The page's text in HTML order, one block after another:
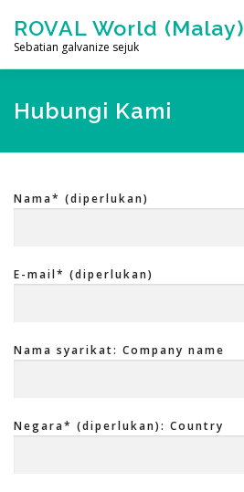
ROVAL World (Malay)
Sebatian galvanize sejuk
Ciri-ciri Produk
Hubungi Kami
Nama* (diperlukan)
E-mail* (diperlukan)
Nama syarikat: Company name
Negara* (diperlukan): Country